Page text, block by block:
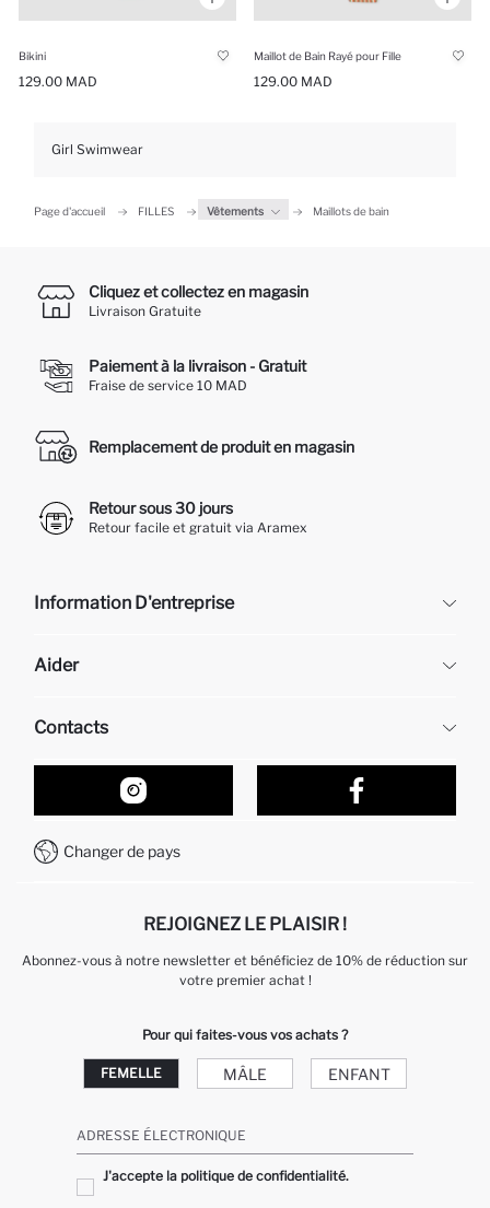
Bikini
129.00 MAD
Maillot de Bain Rayé pour Fille
129.00 MAD
Girl Swimwear
Page d'accueil FILLES Vêtements Maillots de bain
Cliquez et collectez en magasin
Livraison Gratuite
Paiement à la livraison - Gratuit
Fraise de service 10 MAD
Remplacement de produit en magasin
Retour sous 30 jours
Retour facile et gratuit via Aramex
Information D'entreprise
À propos de nous
Aider
Retour et changement
Suivi de la Commande
Comment acheter sur DeFacto ?
Comment payer sur DeFacto?
Contacts
Nos Magasins
Formulaire de contact
Service Client +212 525 076 633
Changer de pays
REJOIGNEZ LE PLAISIR !
Abonnez-vous à notre newsletter et bénéficiez de 10% de réduction sur
votre premier achat !
Pour qui faites-vous vos achats ?
FEMELLE MÂLE ENFANT
ADRESSE ÉLECTRONIQUE
J'accepte la politique de confidentialité.